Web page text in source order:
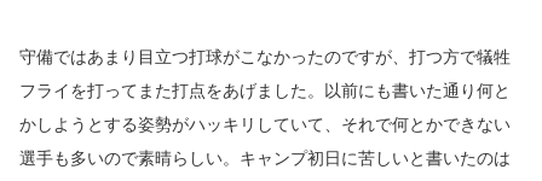
守備ではあまり目立つ打球がこなかったのですが、打つ方で犠牲
フライを打ってまた打点をあげました。以前にも書いた通り何と
かしようとする姿勢がハッキリしていて、それで何とかできない
選手も多いので素晴らしい。キャンプ初日に苦しいと書いたのは